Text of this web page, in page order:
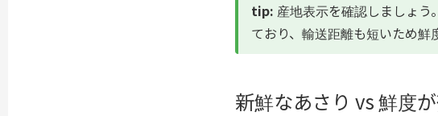
tip: 産地表示を確認しましょ
ており、輸送距離も短いため鮮
新鮮なあさり vs 鮮度